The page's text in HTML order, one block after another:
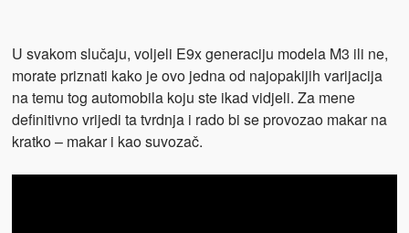
U svakom slučaju, voljeli E9x generaciju modela M3 ili ne,
morate priznati kako je ovo jedna od najopakijih varijacija
na temu tog automobila koju ste ikad vidjeli. Za mene
definitivno vrijedi ta tvrdnja i rado bi se provozao makar na
kratko – makar i kao suvozač.